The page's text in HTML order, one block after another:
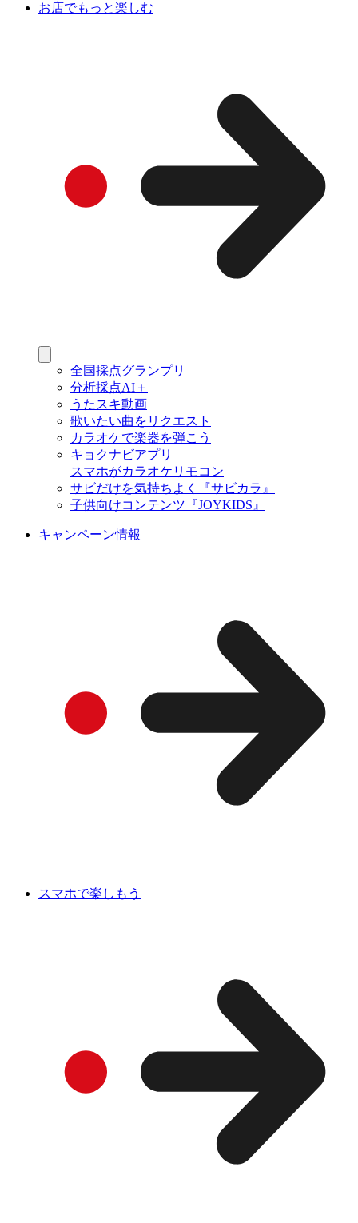
お店でもっと楽しむ
全国採点グランプリ
分析採点AI＋
うたスキ動画
歌いたい曲をリクエスト
カラオケで楽器を弾こう
キョクナビアプリ
スマホがカラオケリモコン
サビだけを気持ちよく『サビカラ』
子供向けコンテンツ『JOYKIDS』
キャンペーン情報
スマホで楽しもう